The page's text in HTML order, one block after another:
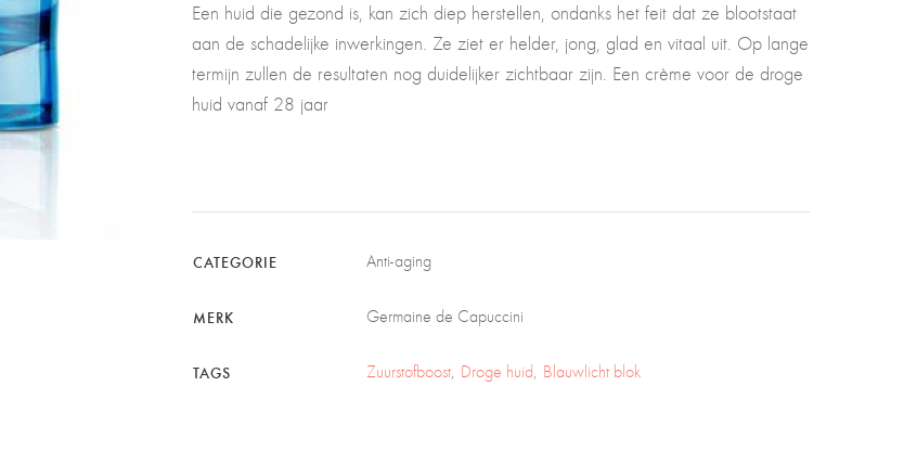
Een huid die gezond is, kan zich diep herstellen, ondanks het feit dat ze blootstaat
aan de schadelijke inwerkingen. Ze ziet er helder, jong, glad en vitaal uit. Op lange
termijn zullen de resultaten nog duidelijker zichtbaar zijn. Een crème voor de droge
huid vanaf 28 jaar
CATEGORIE Anti-aging
MERK Germaine de Capuccini
TAGS Zuurstofboost Droge huid Blauwlicht blok